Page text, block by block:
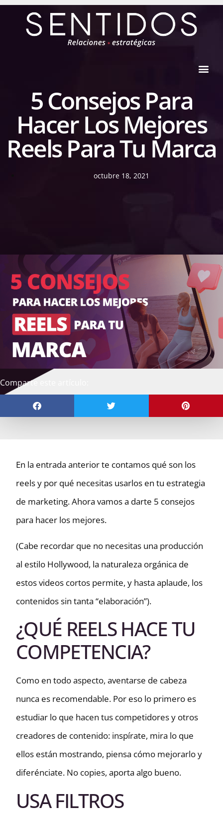
5 Consejos Para
Hacer Los Mejores
Reels Para Tu Marca
octubre 18, 2021
Comparte este artículo:
En la entrada anterior te contamos qué son los
reels y por qué necesitas usarlos en tu estrategia
de marketing. Ahora vamos a darte 5 consejos
para hacer los mejores.
(Cabe recordar que no necesitas una producción
al estilo Hollywood, la naturaleza orgánica de
estos videos cortos permite, y hasta aplaude, los
contenidos sin tanta “elaboración”).
¿QUÉ REELS HACE TU
COMPETENCIA?
Como en todo aspecto, aventarse de cabeza
nunca es recomendable. Por eso lo primero es
estudiar lo que hacen tus competidores y otros
creadores de contenido: inspírate, mira lo que
ellos están mostrando, piensa cómo mejorarlo y
diferénciate. No copies, aporta algo bueno.
USA FILTROS